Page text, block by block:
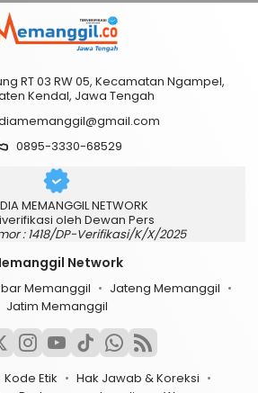
RT 03 RW 05, Kecamatan Ngampel,
Kendal, Jawa Tengah
0895-3330-68529
MEMANGGIL NETWORK
oleh Dewan Pers
: 1418/DP-Verifikasi/K/X/2025
Network
Memanggil
Jateng Memanggil
Jatim Memanggil
Kode Etik
Hak Jawab & Koreksi